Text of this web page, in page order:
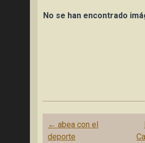
No se han encontrado
Navegación
de
← abea con el
deporte